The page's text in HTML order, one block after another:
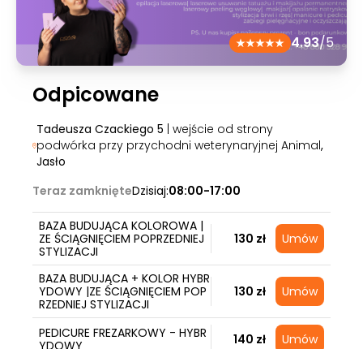
4.93/5
Odpicowane
Tadeusza Czackiego 5 | wejście od strony
podwórka przy przychodni weterynaryjnej Animal,
Jasło
Teraz zamknięteDzisiaj:08:00-17:00
BAZA BUDUJĄCA KOLOROWA |
ZE ŚCIĄGNIĘCIEM POPRZEDNIEJ
STYLIZACJI
130 zł Umów
BAZA BUDUJĄCA + KOLOR HYBR
YDOWY |ZE ŚCIĄGNIĘCIEM POP
RZEDNIEJ STYLIZACJI
130 zł Umów
PEDICURE FREZARKOWY - HYBR
YDOWY
140 zł Umów